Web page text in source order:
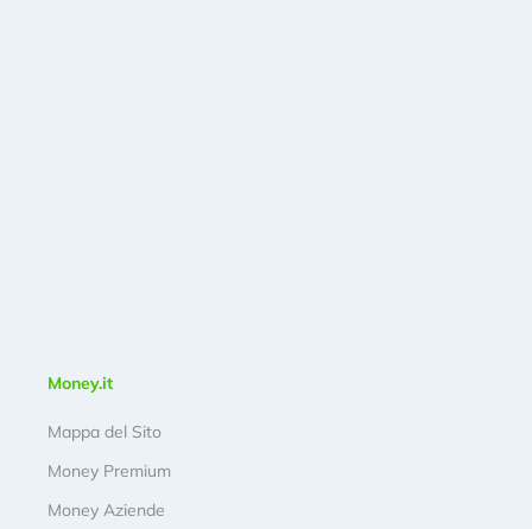
Money.it
Mappa del Sito
Money Premium
Money Aziende